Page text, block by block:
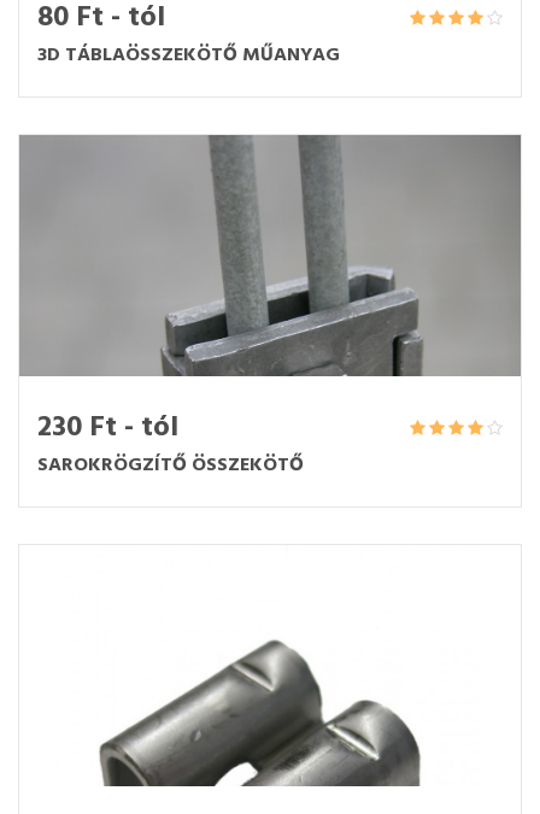
80 Ft - tól
3D TÁBLAÖSSZEKÖTŐ MŰANYAG
230 Ft - tól
SAROKRÖGZÍTŐ ÖSSZEKÖTŐ